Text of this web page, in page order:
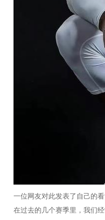
一位网友对此发表了自己的
在过去的几个赛季里，我们